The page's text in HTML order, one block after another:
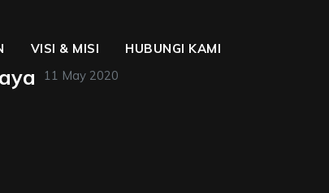
VISI & MISI
HUBUNGI KAMI
11 May 2020